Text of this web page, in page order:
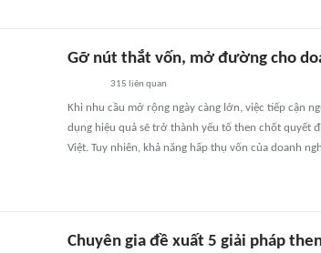
Gỡ nút thắt vốn, mở đường cho
315 liên quan
Khi nhu cầu mở rộng ngày càng lớn, việc tiếp cận
dụng hiệu quả sẽ trở thành yếu tố then chốt quyết
Việt. Tuy nhiên, khả năng hấp thụ vốn của doanh
Chuyên gia đề xuất 5 giải pháp